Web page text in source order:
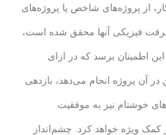
از پروژه‌های شاخص یا پروژه‌های
فیزیکی آنها محقق شده است،
این اطمینان برسد که در ازای
آن پروژه انجام می‌دهد، بازدهی
خوشنام نیز به موفقیت
کمک ویژه خواهد کرد. چشم‌انداز